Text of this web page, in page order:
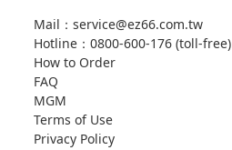
Mail：service@ez66.com.tw
Hotline： 0800-600-176 (toll-free)
How to Order
FAQ
MGM
Terms of Use
Privacy Policy